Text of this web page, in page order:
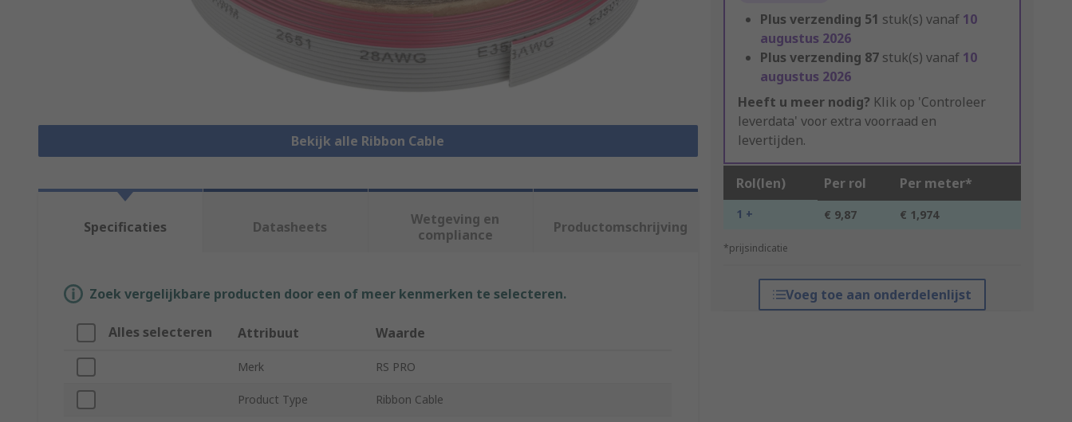
Bekijk alle Ribbon Cable
Plus verzending 51 stuk(s) vanaf 10
augustus 2026
Plus verzending 87 stuk(s) vanaf 10
augustus 2026
Heeft u meer nodig? Klik op 'Controleer
leverdata' voor extra voorraad en
levertijden.
Rol(len) Per rol Per meter*
1 + € 9,87 € 1,974
*prijsindicatie
Voeg toe aan onderdelenlijst
Specificaties Datasheets
Wetgeving en
compliance
Productomschrijving
Zoek vergelijkbare producten door een of meer kenmerken te selecteren.
Alles selecteren Attribuut Waarde
Merk RS PRO
Product Type Ribbon Cable